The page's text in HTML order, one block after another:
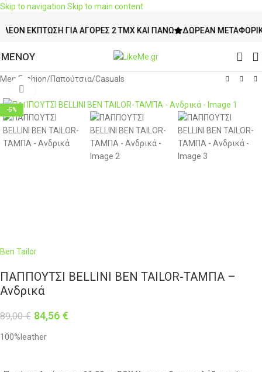
Skip to navigation Skip to main content
ΈΚΠΤΩΣΗ ΓΙΑ ΑΓΟΡΈΣ 2 ΤΜΧ ΚΑΙ ΠΆΝΩ ΔΩΡΕΆΝ ΜΕΤΑΦΟΡΙΚΆ
ΜΕΝΟΥ
Men Fashion/Παπούτσια/Casuals
-5%
Ben Tailor
ΠΑΠΠΟΥΤΣΙ BELLINI BEN TAILOR-ΤΑΜΠΑ –
Ανδρικά
89,00€ 84,56 €
100%leather